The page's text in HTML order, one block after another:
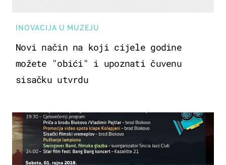
INOVACIJA U MUZEJU
Novi način na koji cijele godine
možete "obići" i upoznati čuvenu
sisačku utvrdu